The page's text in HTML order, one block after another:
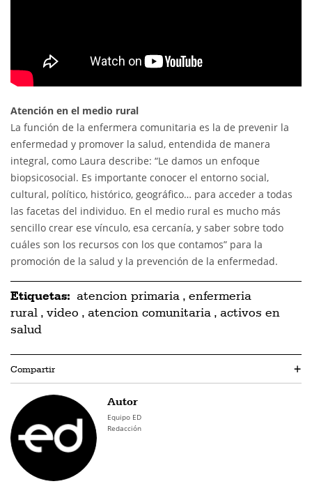
Atención en el medio rural
La función de la enfermera comunitaria es la de prevenir la
enfermedad y promover la salud, entendida de manera
integral, como Laura describe: “Le damos un enfoque
biopsicosocial. Es importante conocer el entorno social,
cultural, político, histórico, geográfico… para acceder a todas
las facetas del individuo. En el medio rural es mucho más
sencillo crear ese vínculo, esa cercanía, y saber sobre todo
cuáles son los recursos con los que contamos” para la
promoción de la salud y la prevención de la enfermedad.
Etiquetas: atencion primaria , enfermeria
rural , video , atencion comunitaria , activos en
salud
Compartir +
Autor
Equipo ED
Redacción